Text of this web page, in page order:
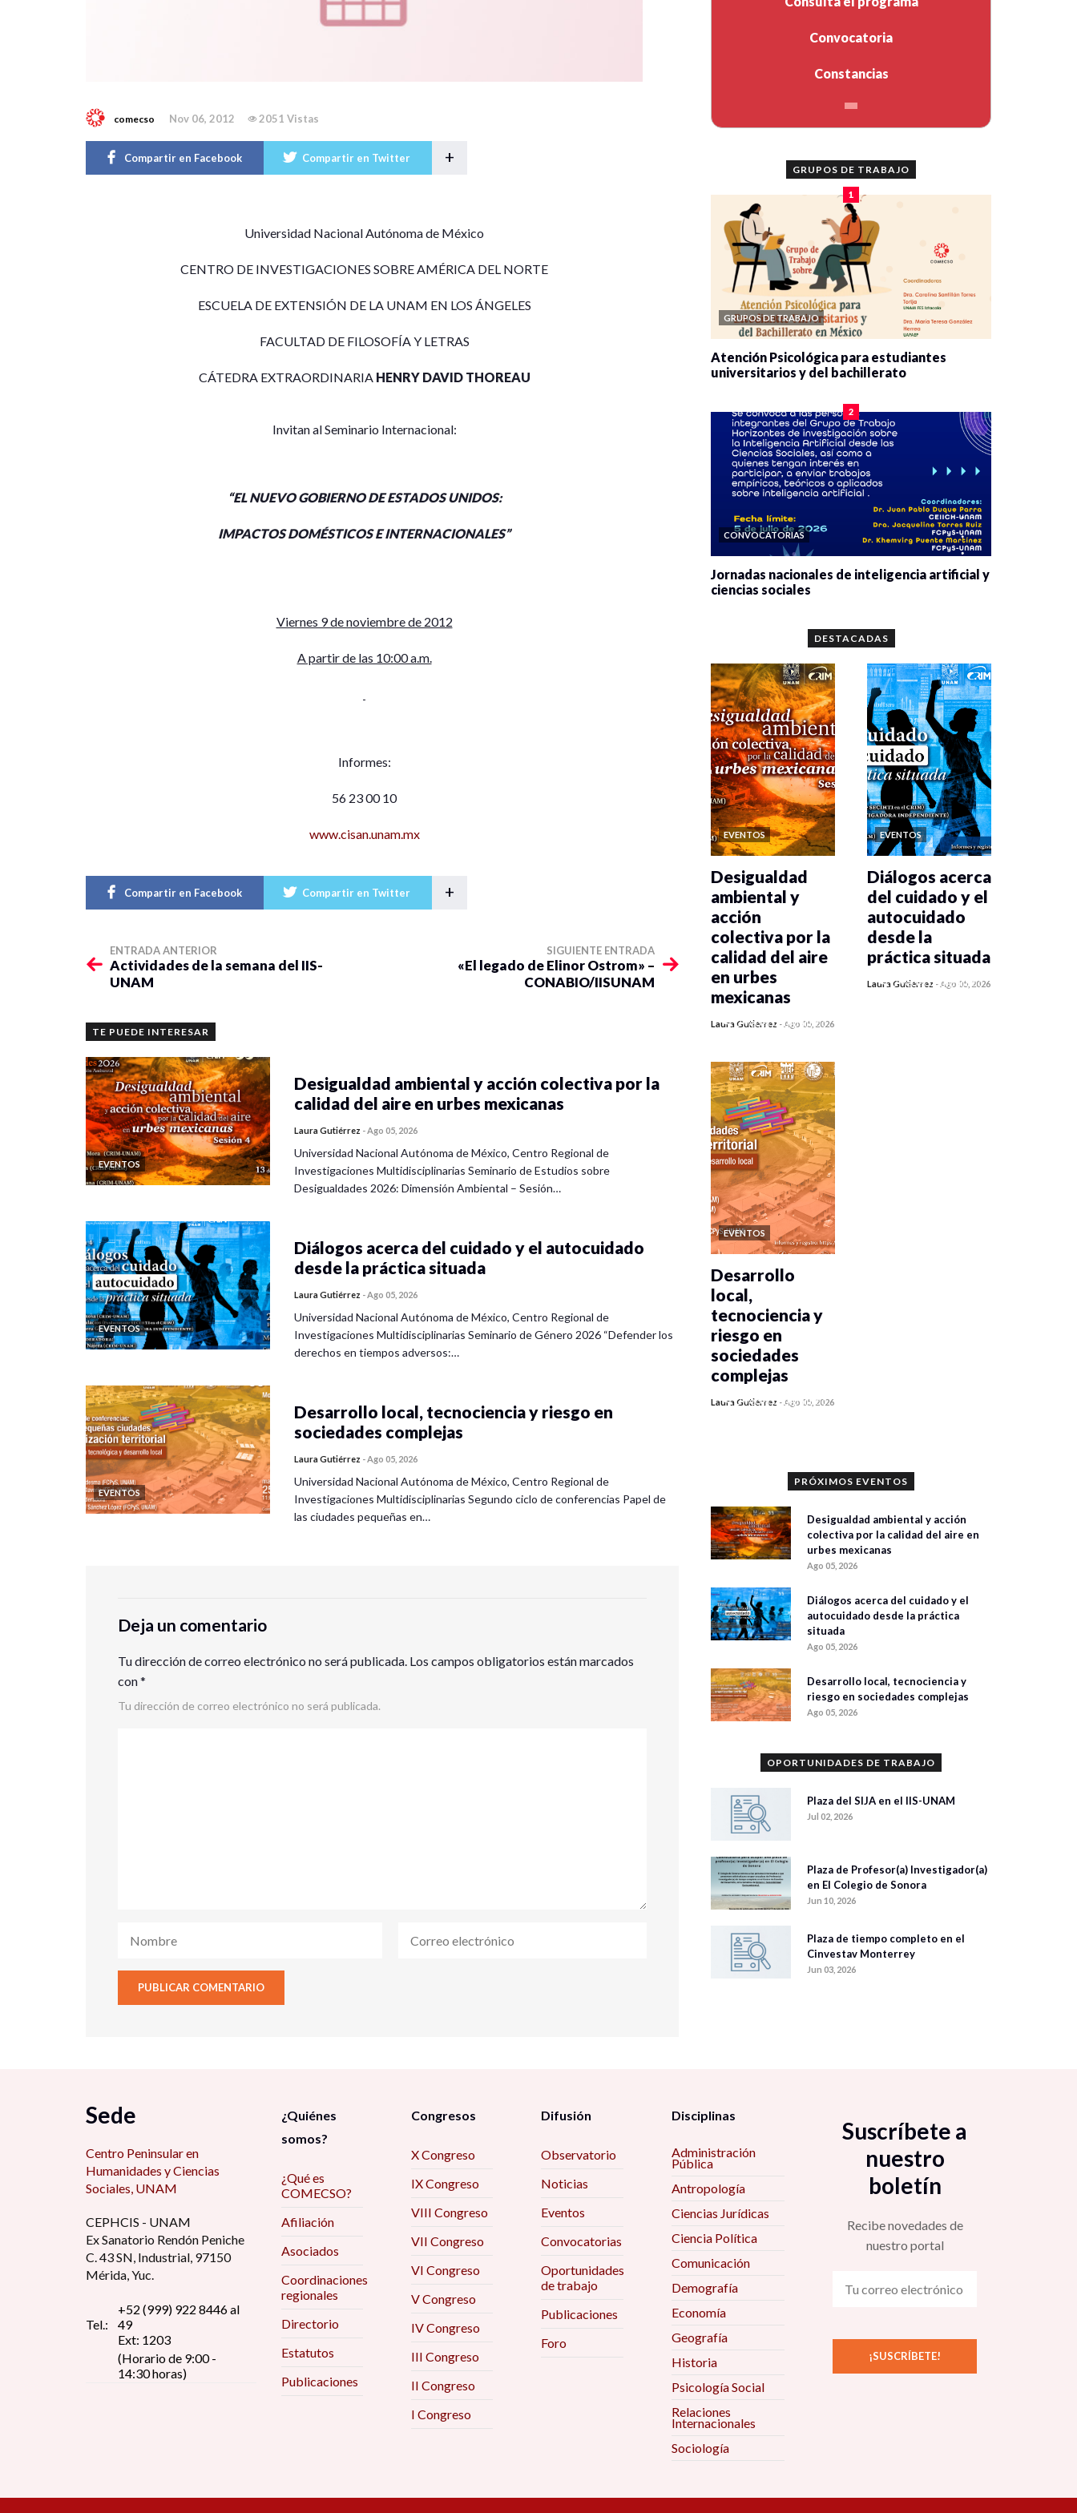
comecso Nov 06, 2012 2051 Vistas
Compartir en Facebook Compartir en Twitter +
Universidad Nacional Autónoma de México
CENTRO DE INVESTIGACIONES SOBRE AMÉRICA DEL NORTE
ESCUELA DE EXTENSIÓN DE LA UNAM EN LOS ÁNGELES
FACULTAD DE FILOSOFÍA Y LETRAS
CÁTEDRA EXTRAORDINARIA HENRY DAVID THOREAU
Invitan al Seminario Internacional:
“EL NUEVO GOBIERNO DE ESTADOS UNIDOS:
IMPACTOS DOMÉSTICOS E INTERNACIONALES”
Viernes 9 de noviembre de 2012
A partir de las 10:00 a.m.
Informes:
56 23 00 10
www.cisan.unam.mx
Compartir en Facebook Compartir en Twitter +
ENTRADA ANTERIOR
Actividades de la semana del IIS-
UNAM
SIGUIENTE ENTRADA
«El legado de Elinor Ostrom» –
CONABIO/IISUNAM
TE PUEDE INTERESAR
EVENTOS
Desigualdad ambiental y acción colectiva por la
calidad del aire en urbes mexicanas
Laura Gutiérrez -Ago 05, 2026
Universidad Nacional Autónoma de México, Centro Regional de
Investigaciones Multidisciplinarias Seminario de Estudios sobre
Desigualdades 2026: Dimensión Ambiental – Sesión…
EVENTOS
Diálogos acerca del cuidado y el autocuidado
desde la práctica situada
Laura Gutiérrez -Ago 05, 2026
Universidad Nacional Autónoma de México, Centro Regional de
Investigaciones Multidisciplinarias Seminario de Género 2026 “Defender los
derechos en tiempos adversos:…
EVENTOS
Desarrollo local, tecnociencia y riesgo en
sociedades complejas
Laura Gutiérrez -Ago 05, 2026
Universidad Nacional Autónoma de México, Centro Regional de
Investigaciones Multidisciplinarias Segundo ciclo de conferencias Papel de
las ciudades pequeñas en…
Deja un comentario
Tu dirección de correo electrónico no será publicada. Los campos obligatorios están marcados
con*
Tu dirección de correo electrónico no será publicada.
Convocatoria
Constancias
GRUPOS DE TRABAJO
1
GRUPOS DE TRABAJO
Atención Psicológica para estudiantes
universitarios y del bachillerato
2
CONVOCATORIAS
Jornadas nacionales de inteligencia artificial y
ciencias sociales
DESTACADAS
EVENTOS
0 veces compartido
Desigualdad
ambiental y
acción
colectiva por la
calidad del aire
en urbes
mexicanas
Laura Gutiérrez -Ago 05, 2026
EVENTOS
0 veces compartido
Diálogos acerca
del cuidado y el
autocuidado
desde la
práctica situada
Laura Gutiérrez -Ago 05, 2026
EVENTOS
0 veces compartido
Desarrollo
local,
tecnociencia y
riesgo en
sociedades
complejas
Laura Gutiérrez -Ago 05, 2026
PRÓXIMOS EVENTOS
Desigualdad ambiental y acción
colectiva por la calidad del aire en
urbes mexicanas
Ago 05, 2026
Diálogos acerca del cuidado y el
autocuidado desde la práctica
situada
Ago 05, 2026
Desarrollo local, tecnociencia y
riesgo en sociedades complejas
Ago 05, 2026
OPORTUNIDADES DE TRABAJO
Plaza del SIJA en el IIS-UNAM
Jul 02, 2026
Plaza de Profesor(a) Investigador(a)
en El Colegio de Sonora
Jun 10, 2026
Plaza de tiempo completo en el
Cinvestav Monterrey
Jun 03, 2026
Sede
Centro Peninsular en
Humanidades y Ciencias
Sociales, UNAM
CEPHCIS - UNAM
Ex Sanatorio Rendón Peniche
C. 43 SN, Industrial, 97150
Mérida, Yuc.
Tel.:
+52 (999) 922 8446 al
49
Ext: 1203
(Horario de 9:00 -
14:30 horas)
¿Quiénes
somos?
¿Qué es
COMECSO?
Afiliación
Asociados
Coordinaciones
regionales
Directorio
Estatutos
Publicaciones
Congresos
X Congreso
IX Congreso
VIII Congreso
VII Congreso
VI Congreso
V Congreso
IV Congreso
III Congreso
II Congreso
I Congreso
Difusión
Observatorio
Noticias
Eventos
Convocatorias
Oportunidades
de trabajo
Publicaciones
Foro
Disciplinas
Administración
Pública
Antropología
Ciencias Jurídicas
Ciencia Política
Comunicación
Demografía
Economía
Geografía
Historia
Psicología Social
Relaciones
Internacionales
Sociología
Suscríbete a
nuestro
boletín
Recibe novedades de
nuestro portal